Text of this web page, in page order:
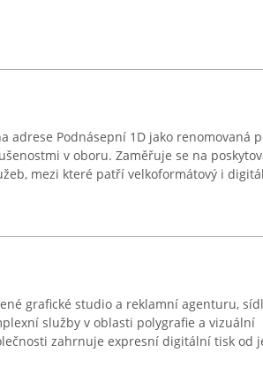
adrese Podnásepní 1D jako renomovaná
v oboru. Zaměřuje se na
mezi které patří velkoformátový i
grafické studio a reklamní agenturu,
služby v oblasti polygrafie a vizuální
zahrnuje expresní digitální tisk od